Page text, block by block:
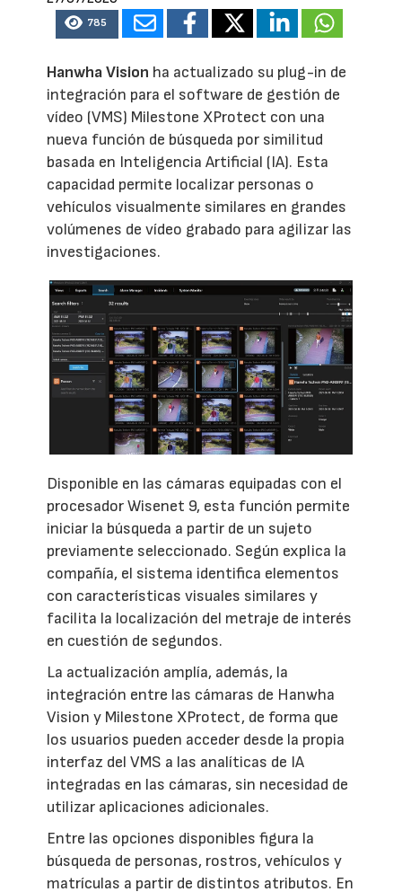
785
Hanwha Vision ha actualizado su plug-in de
integración para el software de gestión de
vídeo (VMS) Milestone XProtect con una
nueva función de búsqueda por similitud
basada en Inteligencia Artificial (IA). Esta
capacidad permite localizar personas o
vehículos visualmente similares en grandes
volúmenes de vídeo grabado para agilizar las
investigaciones.
Disponible en las cámaras equipadas con el
procesador Wisenet 9, esta función permite
iniciar la búsqueda a partir de un sujeto
previamente seleccionado. Según explica la
compañía, el sistema identifica elementos
con características visuales similares y
facilita la localización del metraje de interés
en cuestión de segundos.
La actualización amplía, además, la
integración entre las cámaras de Hanwha
Vision y Milestone XProtect, de forma que
los usuarios pueden acceder desde la propia
interfaz del VMS a las analíticas de IA
integradas en las cámaras, sin necesidad de
utilizar aplicaciones adicionales.
Entre las opciones disponibles figura la
búsqueda de personas, rostros, vehículos y
matrículas a partir de distintos atributos. En